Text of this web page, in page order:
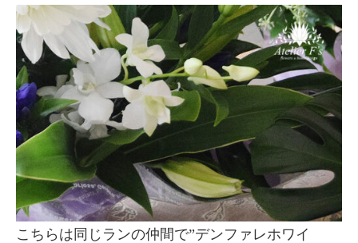
こちらは同じランの仲間で”デンファレホワイ